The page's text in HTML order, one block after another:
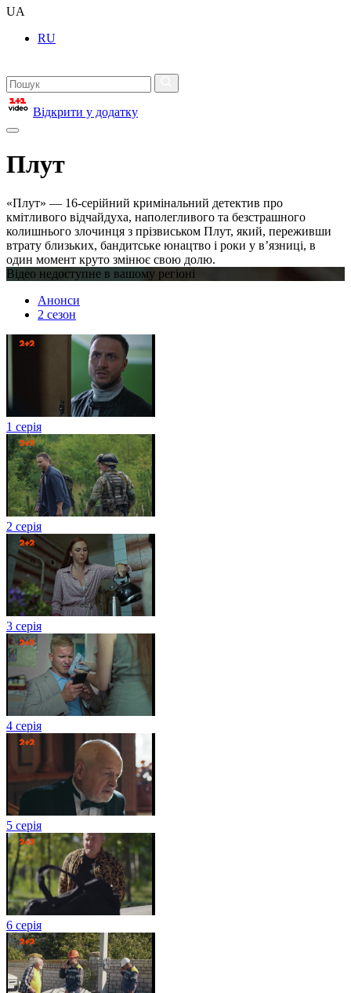
UA
RU
Відкрити у додатку
Плут
«Плут» — 16-серійний кримінальний детектив про
кмітливого відчайдуха, наполегливого та безстрашного
колишнього злочинця з прізвиськом Плут, який, переживши
втрату близьких, бандитське юнацтво і роки у в’язниці, в
один момент круто змінює свою долю.
Відео недоступне в вашому регіоні
Анонси
2 сезон
1 серія
2 серія
3 серія
4 серія
5 серія
6 серія